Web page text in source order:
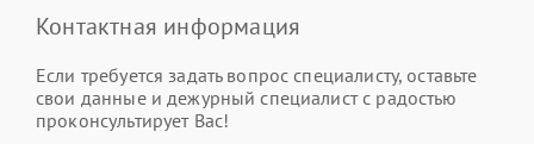
Контактная информация
Если требуется задать вопрос специалисту, оставьте
свои данные и дежурный специалист с радостью
проконсультирует Вас!